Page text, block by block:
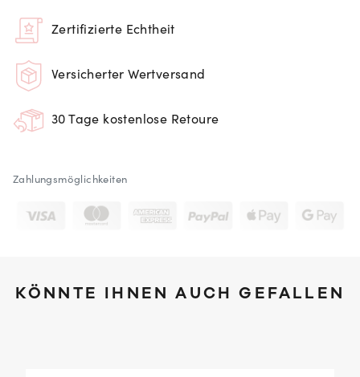
Zertifizierte Echtheit
Versicherter Wertversand
30 Tage kostenlose Retoure
Zahlungsmöglichkeiten
KÖNNTE IHNEN AUCH GEFALLEN